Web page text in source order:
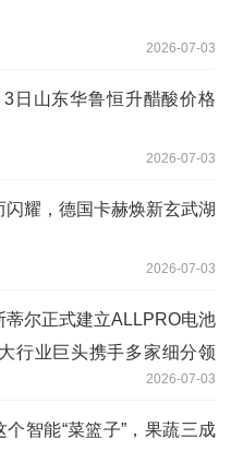
2026-07-03
日山东华鲁恒升醋酸价格
2026-07-03
闪耀，德国卡赫焕新玄武湖
2026-07-03
蒂尔正式建立ALLPRO电池
行业巨头携手多家细分领
专业级电池生态系统2026-07-03
智能“菜篮子”，果蔬三成